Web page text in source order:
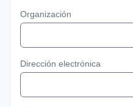
Organización
Dirección electrónica